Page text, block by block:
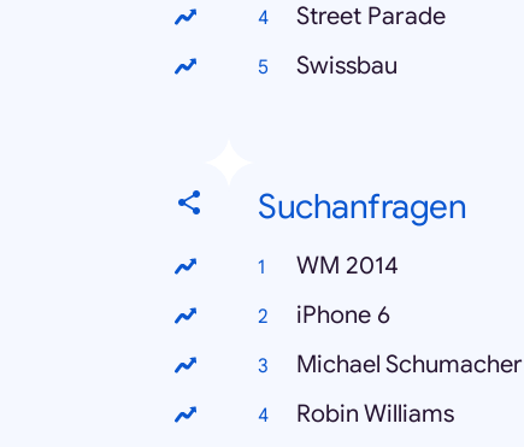
Street Parade
Swissbau
Suchanfragen
WM 2014
iPhone 6
Michael Schumacher
Robin Williams